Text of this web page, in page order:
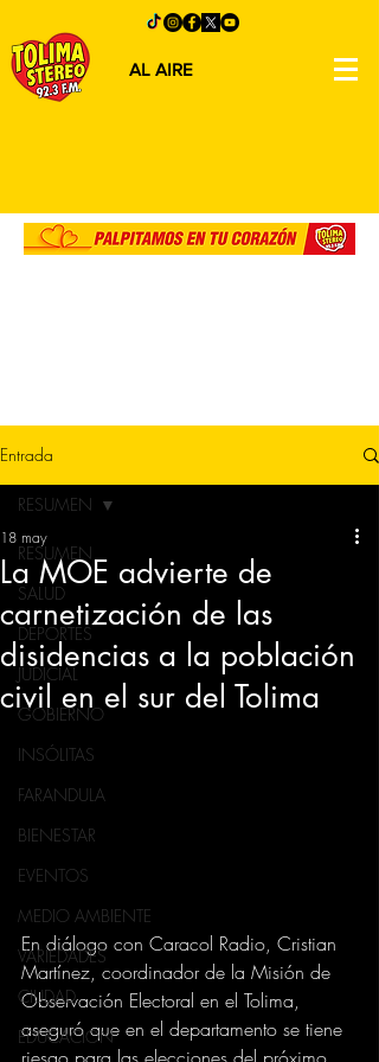
AL AIRE
Entrada
RESUMEN
SALUD
DEPORTES
JUDICIAL
GOBIERNO
INSÓLITAS
FARANDULA
BIENESTAR
EVENTOS
MEDIO AMBIENTE
VARIEDADES
CIUDAD
EDUCACION
RESUMEN
La MOE advierte de
carnetización de las
disidencias a la población
civil en el sur del Tolima
18 may
En diálogo con Caracol Radio, Cristian
Martínez, coordinador de la Misión de
Observación Electoral en el Tolima,
aseguró que en el departamento se tiene